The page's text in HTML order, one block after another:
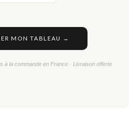
MON TABLEAU →
à la commande en France · Livraison offerte